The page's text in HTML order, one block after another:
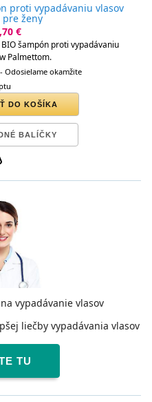
proti vypadávaniu vlasov
pre ženy
€
šampón proti vypadávaniu
Palmettom.
- Odosielame okamžite
DO KOŠÍKA
BALÍČKY
vypadávanie vlasov
liečby vypadávania vlasov
TU